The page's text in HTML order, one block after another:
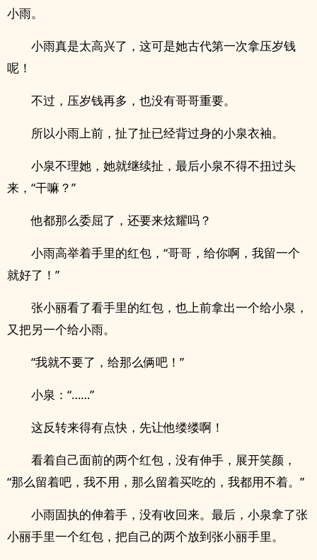
小雨。
小雨真是太高兴了，这可是她古代第一次拿压岁钱
呢！
不过，压岁钱再多，也没有哥哥重要。
所以小雨上前，扯了扯已经背过身的小泉衣袖。
小泉不理她，她就继续扯，最后小泉不得不扭过头
来，“干嘛？”
他都那么委屈了，还要来炫耀吗？
小雨高举着手里的红包，“哥哥，给你啊，我留一个
就好了！”
张小丽看了看手里的红包，也上前拿出一个给小泉，
又把另一个给小雨。
“我就不要了，给那么俩吧！”
小泉：“……”
这反转来得有点快，先让他缕缕啊！
看着自己面前的两个红包，没有伸手，展开笑颜，
“那么留着吧，我不用，那么留着买吃的，我都用不着。”
小雨固执的伸着手，没有收回来。最后，小泉拿了张
小丽手里一个红包，把自己的两个放到张小丽手里。